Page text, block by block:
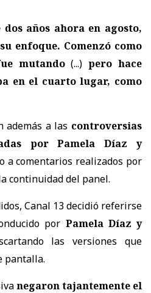
años ahora en agosto,
enfoque. Comenzó como
mutando(...)pero hace
en el cuarto lugar, como
además a las controversias
por Pamela Díaz y
a comentarios realizados por
continuidad del panel.
Canal 13 decidió referirse
por Pamela Díaz y
las versiones que
pantalla.
negaron tajantemente el